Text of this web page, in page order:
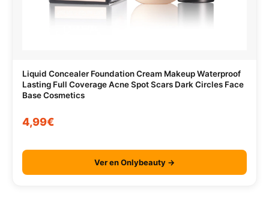
Liquid Concealer Foundation Cream Makeup Waterproof
Lasting Full Coverage Acne Spot Scars Dark Circles Face
Base Cosmetics
4,99€
Ver en Onlybeauty →